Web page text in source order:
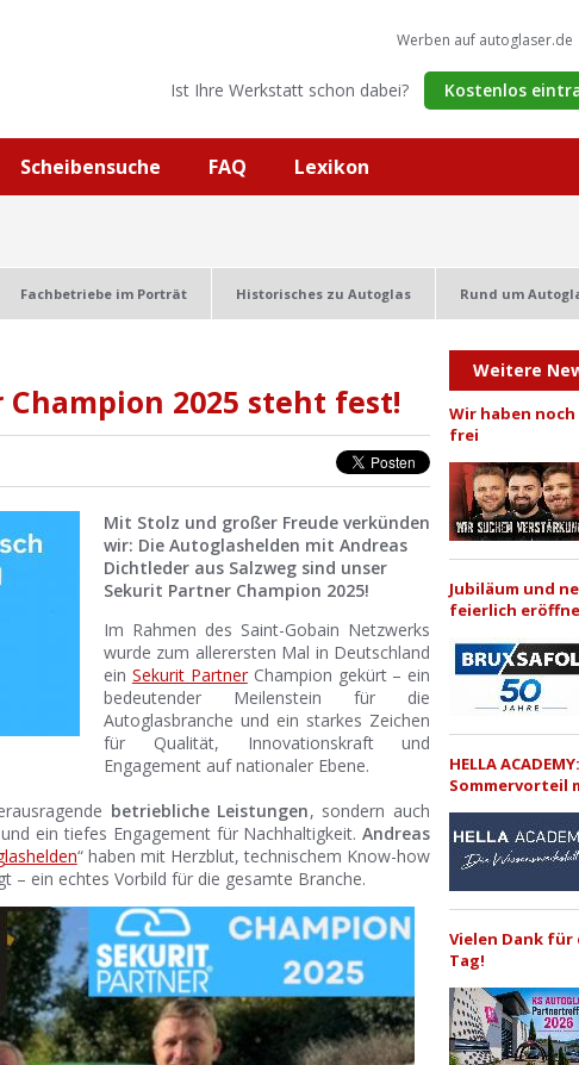
Werben auf autoglaser.de
Ist Ihre Werkstatt schon dabei? Kostenlos
Scheibensuche FAQ Lexikon
Fachbetriebe im Porträt Historisches zu Autoglas Rund um
2025 steht fest!
Mit Stolz und großer Freude verkünden
wir: Die Autoglashelden mit Andreas
Dichtleder aus Salzweg sind unser
Sekurit Partner Champion 2025!
Im Rahmen des Saint-Gobain Netzwerks
wurde zum allerersten Mal in Deutschland
ein Sekurit PartnerChampion gekürt – ein
bedeutender Meilenstein für die
Autoglasbranche und ein starkes Zeichen
für Qualität, Innovationskraft und
Engagement auf nationaler Ebene.
betriebliche Leistungen, sondern auch
ein tiefes Engagement für Nachhaltigkeit.Andreas
“ haben mit Herzblut, technischem Know-how
– ein echtes Vorbild für die gesamte Branche.
Weitere
Wir haben
frei
Jubiläum und
feierlich
HELLA
Sommervorteil
Vielen Dank
Tag!